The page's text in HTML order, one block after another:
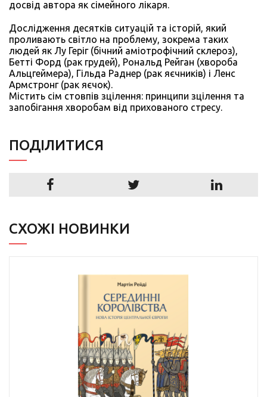
досвід автора як сімейного лікаря.
Дослідження десятків ситуацій та історій, який
проливають світло на проблему, зокрема таких
людей як Лу Геріг (бічний аміотрофічний склероз),
Бетті Форд (рак грудей), Рональд Рейган (хвороба
Альцгеймера), Гільда Раднер (рак яєчників) і Ленс
Армстронг (рак яєчок).
Містить сім стовпів зцілення: принципи зцілення та
запобігання хворобам від прихованого стресу.
ПОДIЛИТИСЯ
СХОЖІ НОВИНКИ